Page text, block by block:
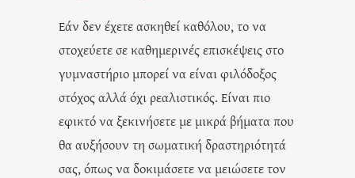
Εάν δεν έχετε ασκηθεί καθόλου, το να
στοχεύετε σε καθημερινές επισκέψεις στο
γυμναστήριο μπορεί να είναι φιλόδοξος
στόχος αλλά όχι ρεαλιστικός. Είναι πιο
εφικτό να ξεκινήσετε με μικρά βήματα που
θα αυξήσουν τη σωματική δραστηριότητά
σας, όπως να δοκιμάσετε να μειώσετε τον